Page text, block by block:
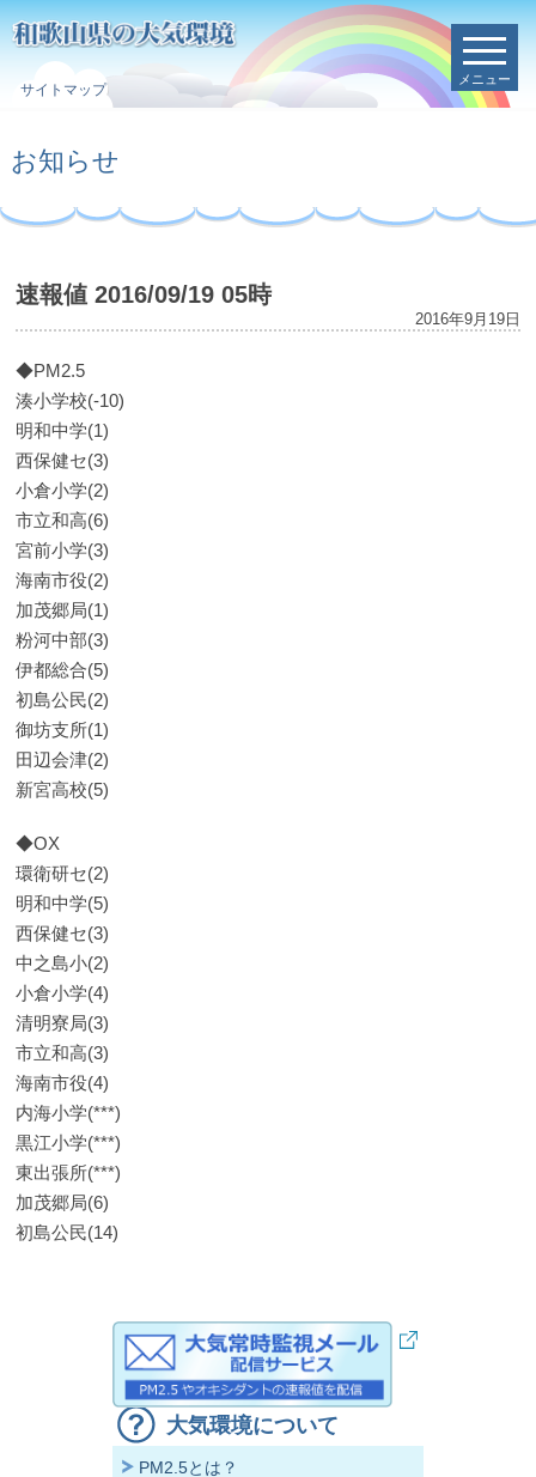
サイトマップ
メニュー
お知らせ
速報値 2016/09/19 05時
2016年9月19日
◆PM2.5
湊小学校(-10)
明和中学(1)
西保健セ(3)
小倉小学(2)
市立和高(6)
宮前小学(3)
海南市役(2)
加茂郷局(1)
粉河中部(3)
伊都総合(5)
初島公民(2)
御坊支所(1)
田辺会津(2)
新宮高校(5)
◆OX
環衛研セ(2)
明和中学(5)
西保健セ(3)
中之島小(2)
小倉小学(4)
清明寮局(3)
市立和高(3)
海南市役(4)
内海小学(***)
黒江小学(***)
東出張所(***)
加茂郷局(6)
初島公民(14)
大気環境について
PM2.5とは？